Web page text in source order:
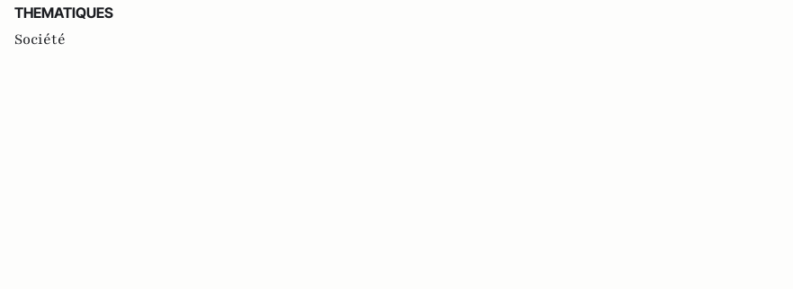
THEMATIQUES
Société